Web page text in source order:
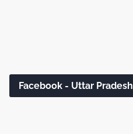
Facebook - Uttar Pradesh